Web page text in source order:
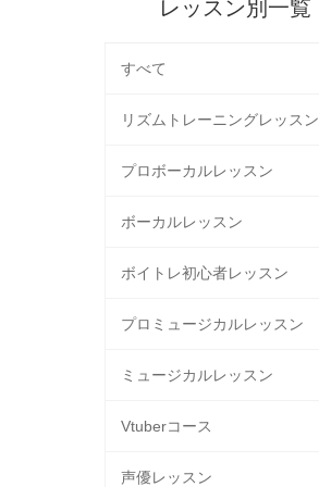
レッスン別一覧
すべて
リズムトレーニングレッスン
プロボーカルレッスン
ボーカルレッスン
ボイトレ初心者レッスン
プロミュージカルレッスン
ミュージカルレッスン
Vtuberコース
声優レッスン